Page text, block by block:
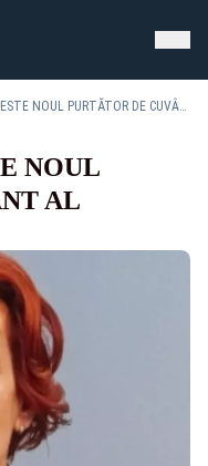
IOANA DOGIOIU ESTE NOUL PURTĂTOR DE CUVÂNT AL GUVERNULUI
NOUL
AL